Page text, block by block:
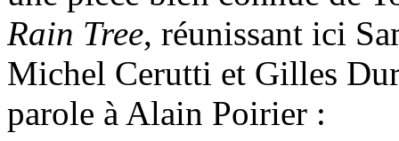
Rain Tree, réunissant ici
Michel Cerutti et Gilles
parole à Alain Poirier :